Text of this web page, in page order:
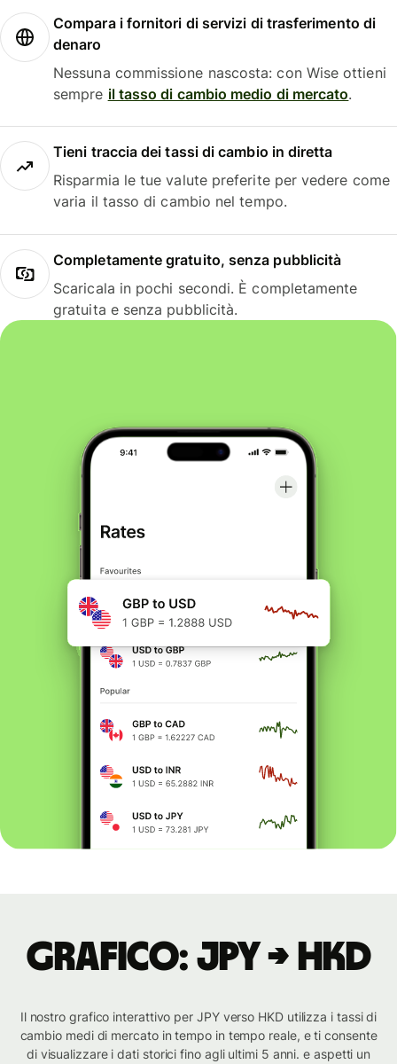
Compara i fornitori di servizi di trasferimento di
denaro
Nessuna commissione nascosta: con Wise ottieni
sempre il tasso di cambio medio di mercato.
Tieni traccia dei tassi di cambio in diretta
Risparmia le tue valute preferite per vedere come
varia il tasso di cambio nel tempo.
Completamente gratuito, senza pubblicità
Scaricala in pochi secondi. È completamente
gratuita e senza pubblicità.
Grafico: JPY → HKD
Il nostro grafico interattivo per JPY verso HKD utilizza i tassi di
cambio medi di mercato in tempo in tempo reale, e ti consente
di visualizzare i dati storici fino agli ultimi 5 anni. e aspetti un